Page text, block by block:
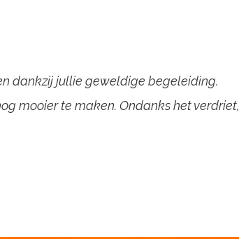
dankzij jullie geweldige begeleiding.
mooier te maken. Ondanks het verdriet,